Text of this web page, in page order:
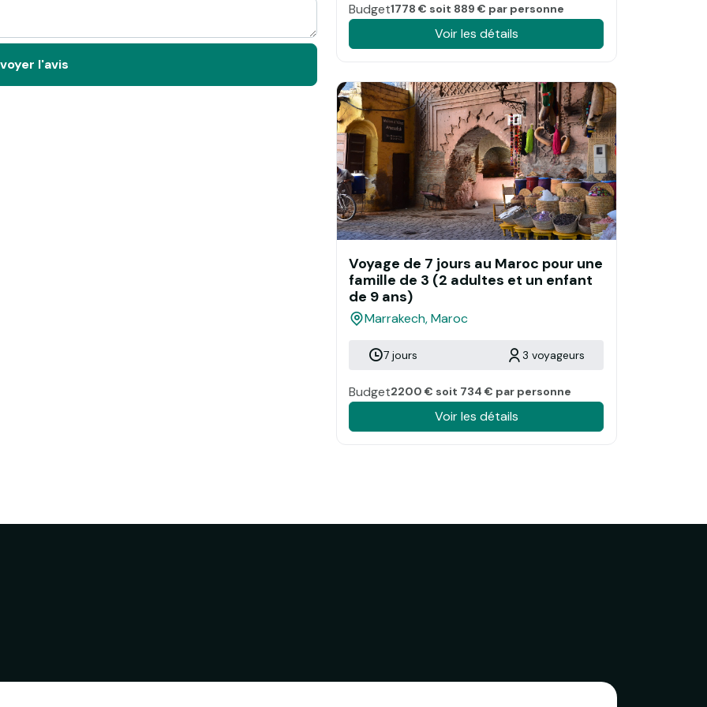
l'avis
Budget1778 € soit 889 € par personne
Voir les détails
Voyage de 7 jours au Maroc pour une
famille de 3 (2 adultes et un enfant
de 9 ans)
Marrakech, Maroc
7 jours 3 voyageurs
Budget2200 € soit 734 € par personne
Voir les détails